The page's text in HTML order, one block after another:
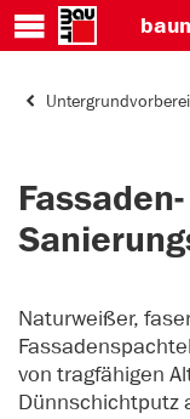
Naturweißer,
von tragfähigen
Dünnschichtputz